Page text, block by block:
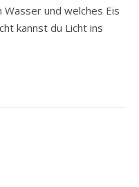
und welches Eis
kannst du Licht ins